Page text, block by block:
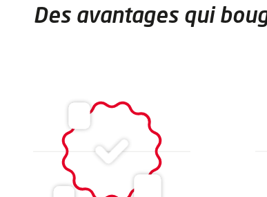
Des avantages qui